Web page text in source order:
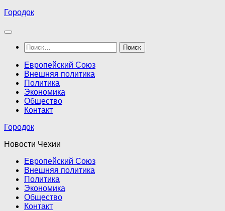
Перейти
содержимому
Городок
Найти:
Европейский Союз
Внешняя политика
Политика
Экономика
Общество
Контакт
Городок
Новости Чехии
Европейский Союз
Внешняя политика
Политика
Экономика
Общество
Контакт